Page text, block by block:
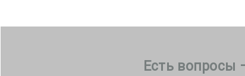
Есть вопросы